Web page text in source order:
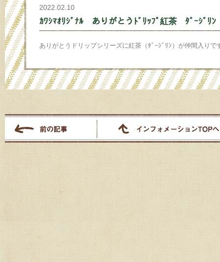
2022.02.10
ｶﾜｼﾏｵﾘｼﾞﾅﾙ ありがとうﾄﾞﾘｯﾌﾟ紅茶 ﾀﾞｰｼﾞﾘﾝ
ありがとうドリップシリーズに紅茶（ﾀﾞｰｼﾞﾘﾝ）が仲間入りで